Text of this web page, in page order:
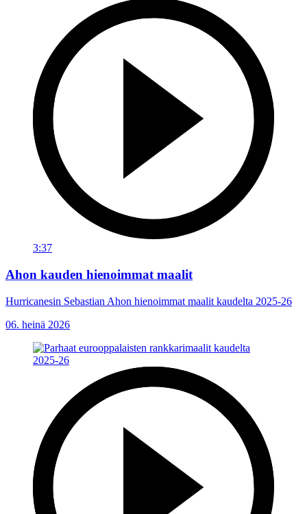
3:37
Ahon kauden hienoimmat maalit
Hurricanesin Sebastian Ahon hienoimmat maalit kaudelta 2025-26
06. heinä 2026